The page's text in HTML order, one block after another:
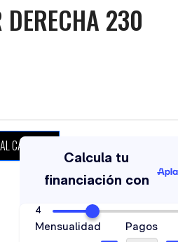
230
era: 68,00€.
actual es: 64,00€.
MODULAR DERECHA 230 BAR cantidad
CARRITO